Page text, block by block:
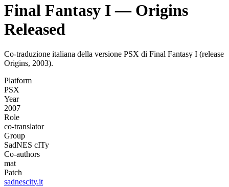
Final Fantasy I — Origins
Released
Co-traduzione italiana della versione PSX di Final Fantasy I (release
Origins, 2003).
Platform
PSX
Year
2007
Role
co-translator
Group
SadNES cITy
Co-authors
mat
Patch
sadnescity.it